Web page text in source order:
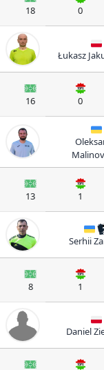
18 0
Łukasz
16 0
13 1
Serhii
8 1
Daniel